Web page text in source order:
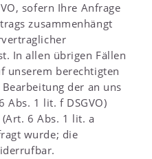
sofern Ihre Anfrage
zusammenhängt
In allen übrigen Fällen
unserem berechtigten
der an uns
Abs. 1 lit. f DSGVO)
6 Abs. 1 lit. a
wurde; die